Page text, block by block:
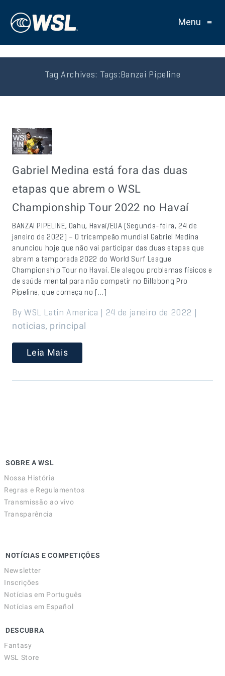
Menu ≡
Tag Archives: Tags:Banzai Pipeline
Gabriel Medina está fora das duas
etapas que abrem o WSL
Championship Tour 2022 no Havaí
BANZAI PIPELINE, Oahu, Havaí/EUA (Segunda-feira, 24 de
janeiro de 2022) – O tricampeão mundial Gabriel Medina
anunciou hoje que não vai participar das duas etapas que
abrem a temporada 2022 do World Surf League
Championship Tour no Havaí. Ele alegou problemas físicos e
de saúde mental para não competir no Billabong Pro
Pipeline, que começa no […]
By WSL Latin America | 24 de janeiro de 2022 |
noticias, principal
Leia Mais
SOBRE A WSL
Nossa História
Regras e Regulamentos
Transmissão ao vivo
Transparência
NOTÍCIAS E COMPETIÇÕES
Newsletter
Inscrições
Notícias em Português
Notícias em Español
DESCUBRA
Fantasy
WSL Store